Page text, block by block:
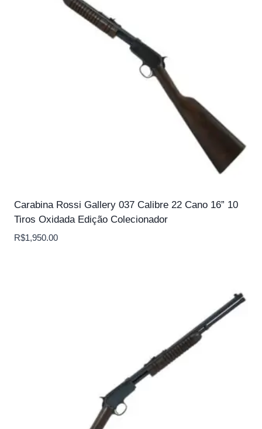
Carabina Rossi Gallery 037 Calibre 22 Cano 16” 10
Tiros Oxidada Edição Colecionador
R$1,950.00